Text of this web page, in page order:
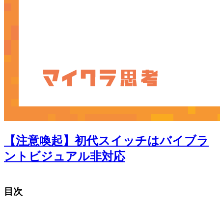
【注意喚起】初代スイッチはバイブラ
ントビジュアル非対応
目次